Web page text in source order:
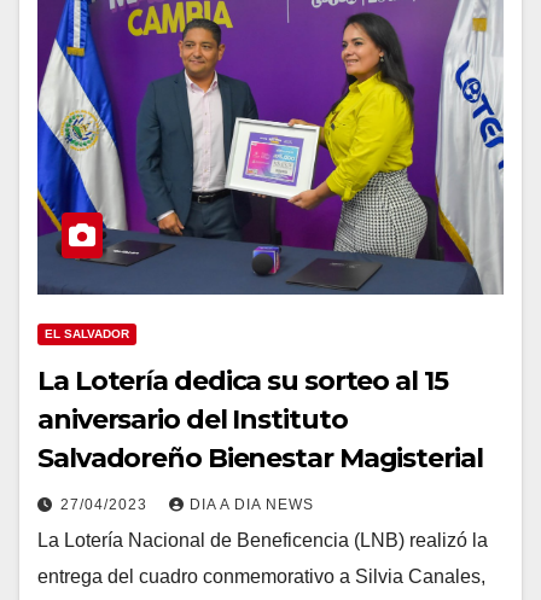
EL SALVADOR
La Lotería dedica su sorteo al 15
aniversario del Instituto
Salvadoreño Bienestar Magisterial
27/04/2023 DIA A DIA NEWS
La Lotería Nacional de Beneficencia (LNB) realizó la
entrega del cuadro conmemorativo a Silvia Canales,